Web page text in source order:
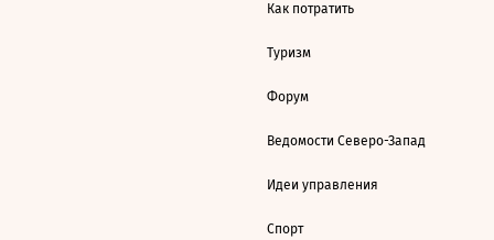
Как потратить
Туризм
Форум
Ведомости Северо-Запад
Идеи управления
Спорт